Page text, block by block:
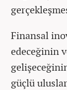
Finansal
edeceğinin
güçlü